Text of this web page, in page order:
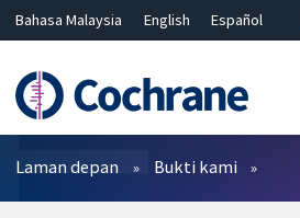
Bahasa Malaysia English
Español
Hrvatski
Deutsch ไทย
繁體中文
简体中文
Penapis
Laman depan Bukti kami